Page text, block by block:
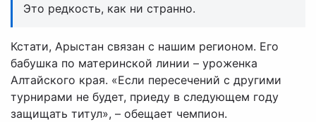
Это редкость, как ни странно.
Кстати, Арыстан связан с нашим регионом. Его
бабушка по материнской линии – уроженка
Алтайского края. «Если пересечений с другими
турнирами не будет, приеду в следующем году
защищать титул», – обещает чемпион.